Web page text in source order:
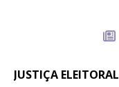
JUSTIÇA ELEITORAL